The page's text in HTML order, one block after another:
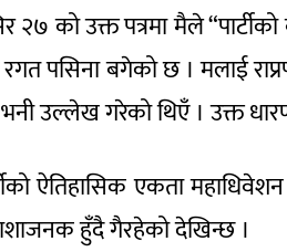
२७ को उक्त पत्रमा मैले
पसिना बगेको छ । मलाई
उल्लेख गरेको थिएँ । उक्त
ऐतिहासिक एकता
हुँदै गैरहेको देखिन्छ ।